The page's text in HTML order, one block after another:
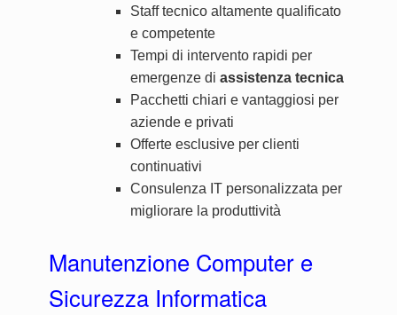
Staff tecnico altamente qualificato
e competente
Tempi di intervento rapidi per
emergenze di assistenza tecnica
Pacchetti chiari e vantaggiosi per
aziende e privati
Offerte esclusive per clienti
continuativi
Consulenza IT personalizzata per
migliorare la produttività
Manutenzione Computer e
Sicurezza Informatica